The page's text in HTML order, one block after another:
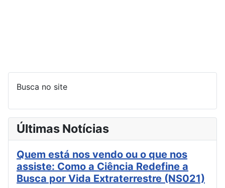
Busca no site
Últimas Notícias
Quem está nos vendo ou o que nos
assiste: Como a Ciência Redefine a
Busca por Vida Extraterrestre (NS021)